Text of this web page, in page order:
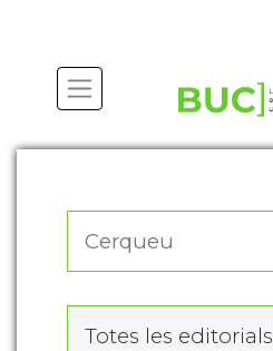
Totes les editorials